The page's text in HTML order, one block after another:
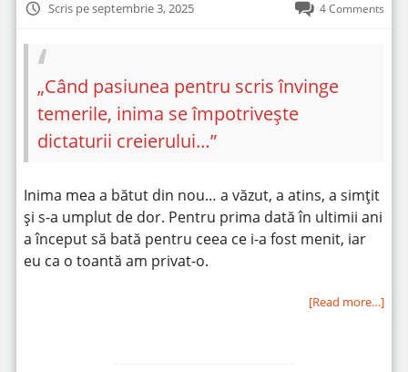
Scris pe septembrie 3, 2025 4 Comments
„Când pasiunea pentru scris învinge
temerile, inima se împotrivește
dictaturii creierului…”
Inima mea a bătut din nou… a văzut, a atins, a simțit
și s-a umplut de dor. Pentru prima dată în ultimii ani
a început să bată pentru ceea ce i-a fost menit, iar
eu ca o toantă am privat-o.
[Read more…]